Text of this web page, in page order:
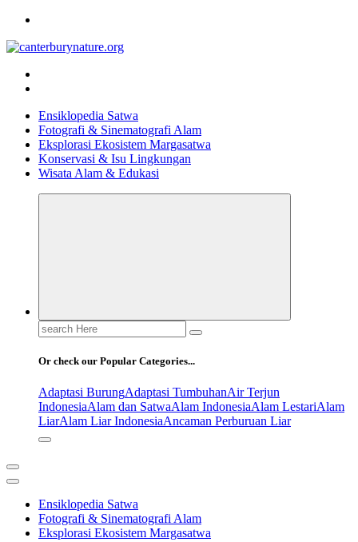
Skip
content
Tur Alam dan Margasatwa Terbaik di Canterbury
Ensiklopedia Satwa
Fotografi & Sinematografi Alam
Eksplorasi Ekosistem Margasatwa
Konservasi & Isu Lingkungan
Wisata Alam & Edukasi
Search
for:
Or check our Popular Categories...
Adaptasi BurungAdaptasi TumbuhanAir Terjun
IndonesiaAlam dan SatwaAlam IndonesiaAlam LestariAlam
LiarAlam Liar IndonesiaAncaman Perburuan Liar
Ensiklopedia Satwa
Fotografi & Sinematografi Alam
Eksplorasi Ekosistem Margasatwa